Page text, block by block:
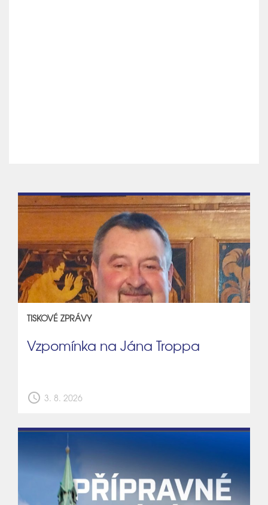
TISKOVÉ ZPRÁVY
Vzpomínka na Jána Troppa
schedule 3. 8. 2026